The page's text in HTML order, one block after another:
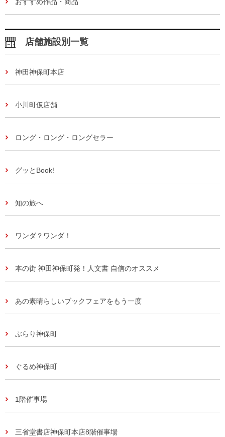
おすすめ作品・商品
店舗施設別一覧
神田神保町本店
小川町仮店舗
ロング・ロング・ロングセラー
グッとBook!
知の旅へ
ワンダ？ワンダ！
本の街 神田神保町発！人文書 自信のオススメ
あの素晴らしいブックフェアをもう一度
ぶらり神保町
ぐるめ神保町
1階催事場
三省堂書店神保町本店8階催事場